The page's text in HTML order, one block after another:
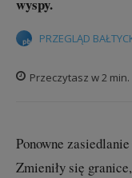
wyspy.
PRZEGLĄD
Przeczytasz w 2 min.
Ponowne
Zmieniły się